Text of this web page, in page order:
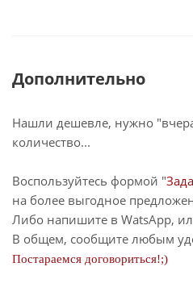
Дополнительно
Нашли дешевле, нужно
количество...
Воспользуйтесь формой "
на более выгодное
Либо напишите в WatsApp,
В общем, сообщите любым
Постараемся договориться!;)